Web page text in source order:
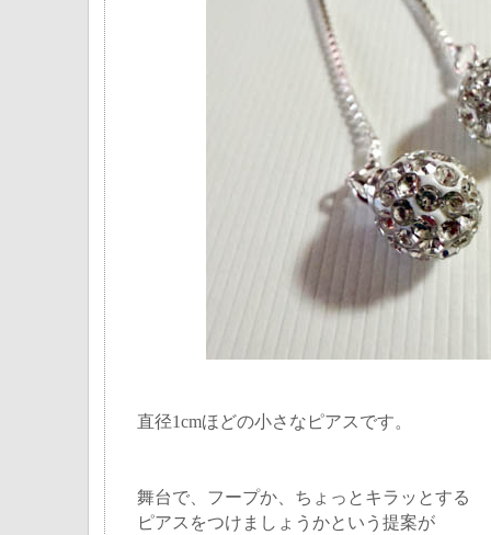
直径1cmほどの小さなピアスです。
舞台で、フープか、ちょっとキラッとする
ピアスをつけましょうかという提案が